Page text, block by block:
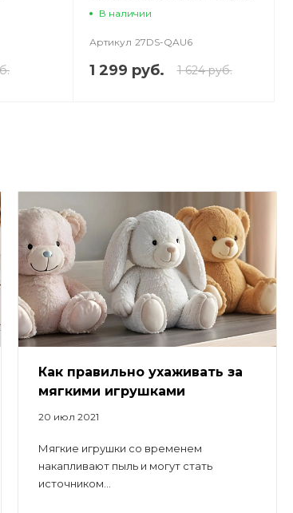
глаз с ферментом
В наличии
Артикул 27DS-QAU6
1 299 руб. 1 624 руб.
Как правильно ухаживать за
мягкими игрушками
20 июл 2021
Мягкие игрушки со временем
накапливают пыль и могут стать
источником...